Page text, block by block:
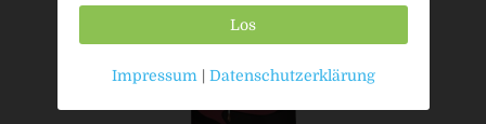
Los
Impressum | Datenschutzerklärung